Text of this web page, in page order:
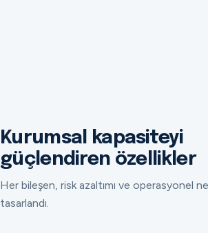
Kurumsal kapasiteyi
güçlendiren özellikler
Her bileşen, risk azaltımı ve operasyonel
tasarlandı.